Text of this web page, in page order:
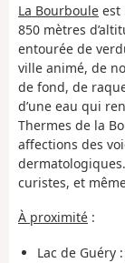
La Bourboule est
850 mètres
entourée de
ville animé, de
de fond, de
d’une eau qui
Thermes de la
affections des
curistes, et
À proximité :
Lac de Guéry